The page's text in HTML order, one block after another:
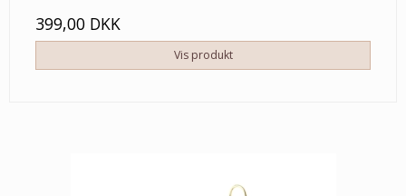
399,00 DKK
Vis produkt